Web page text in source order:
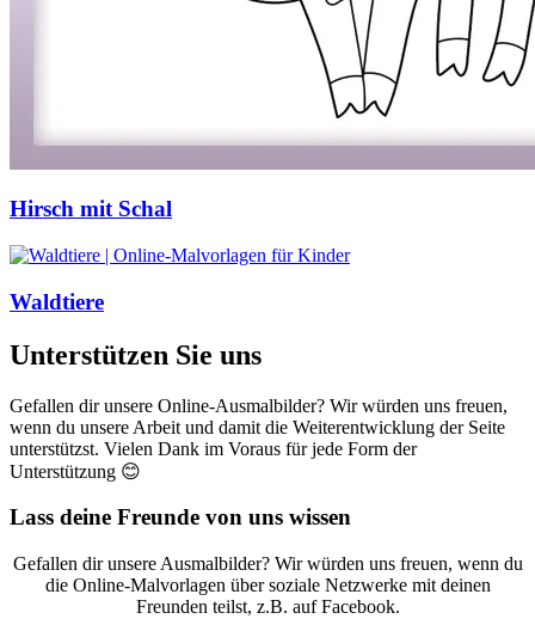
Hirsch mit Schal
Waldtiere
Unterstützen Sie uns
Gefallen dir unsere Online-Ausmalbilder? Wir würden uns freuen,
wenn du unsere Arbeit und damit die Weiterentwicklung der Seite
unterstützst. Vielen Dank im Voraus für jede Form der
Unterstützung 😊
Lass deine Freunde von uns wissen
Gefallen dir unsere Ausmalbilder? Wir würden uns freuen, wenn du
die Online-Malvorlagen über soziale Netzwerke mit deinen
Freunden teilst, z.B. auf Facebook.